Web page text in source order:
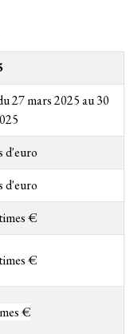
27 mars 2025 au 30
d'euro
d'euro
€
€
€